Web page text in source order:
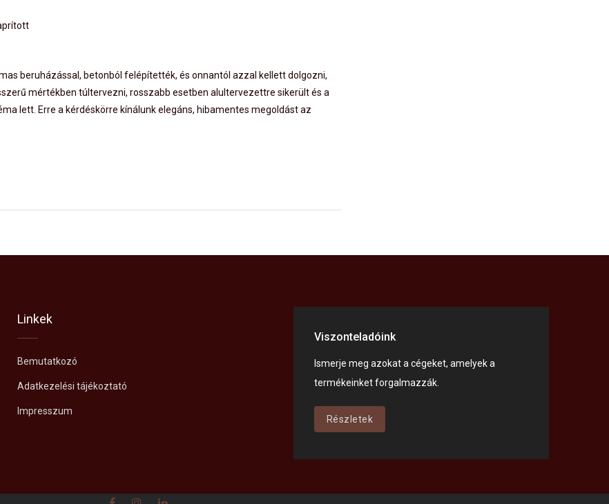
beruházással, betonból felépítették, és onnantól azzal kellett dolgozni,
mértékben túltervezni, rosszabb esetben alultervezettre sikerült és a
lett. Erre a kérdéskörre kínálunk elegáns, hibamentes megoldást az
Linkek
Bemutatkozó
Adatkezelési tájékoztató
Impresszum
Viszonteladóink
Ismerje meg azokat a cégeket, amelyek a
termékeinket forgalmazzák.
Részletek